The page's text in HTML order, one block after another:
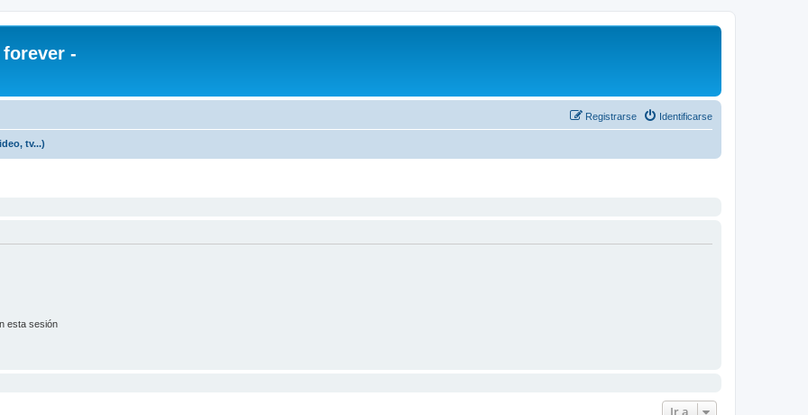
forever -
Identificarse
Registrarse
tv...)
esta sesión
Ir a